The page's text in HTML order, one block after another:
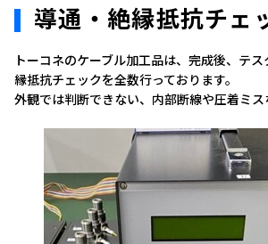
導通・絶縁抵抗チェ
トーコネのケーブル加工品は、完成後、テ
縁抵抗チェックを全数行っております。
外観では判断できない、内部断線や圧着ミス